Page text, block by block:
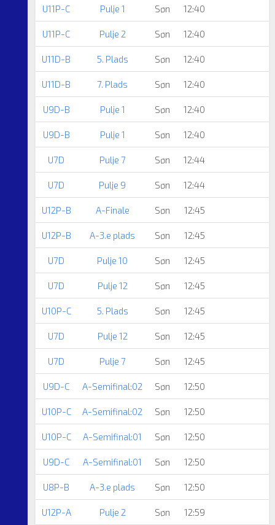
U11P-C Pulje 1 Søn 12:40
U11P-C Pulje 2 Søn 12:40
U11D-B 5. Plads Søn 12:40
U11D-B 7. Plads Søn 12:40
U9D-B Pulje 1 Søn 12:40
U9D-B Pulje 1 Søn 12:40
U7D Pulje 7 Søn 12:44
U7D Pulje 9 Søn 12:44
U12P-B A-Finale Søn 12:45
U12P-B A-3.e plads Søn 12:45
U7D Pulje 10 Søn 12:45
U7D Pulje 12 Søn 12:45
U10P-C 5. Plads Søn 12:45
U7D Pulje 12 Søn 12:45
U7D Pulje 7 Søn 12:45
U9D-C A-Semifinal:02 Søn 12:50
U10P-C A-Semifinal:02 Søn 12:50
U10P-C A-Semifinal:01 Søn 12:50
U9D-C A-Semifinal:01 Søn 12:50
U8P-B A-3.e plads Søn 12:50
U12P-A Pulje 2 Søn 12:59